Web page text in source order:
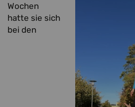
Wochen
hatte sie sich
bei den